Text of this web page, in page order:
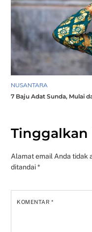
NUSANTARA
7 Baju Adat Sunda, Mulai
Tinggalkan
Alamat email Anda tidak
ditandai*
KOMENTAR*